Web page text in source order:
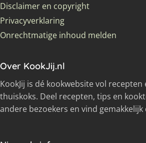
Disclaimer en copyright
Privacyverklaring
Onrechtmatige inhoud melden
Over KookJij.nl
KookJij is dé kookwebsite vol
thuiskoks. Deel recepten, tips en
andere bezoekers en vind